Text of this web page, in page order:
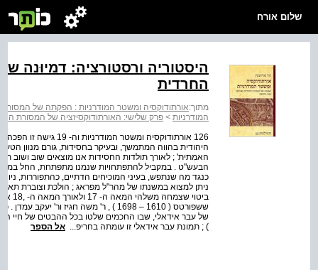
שלום אורח
היסטוריה ורסטורציה: דמיוּנה
החרדית
מתוך:אורתודוקסיה ומשטר המודרניות : הפקתה של
המודרניות > פרק שלישי: האורתודוקסיזציה של המסורת
126 אורתודוקסיה
היהודית בהווה המתמשך, ובעיקר בחסידות, גורם מנוון
האמִתית' ; לאורך תולדות החסידות אנו מוצאים שוב ושוב
ששפורטס ( 1610 – 1698 ) , ר' משה חגיז
) ; תמונת עבר אידאלי זו עומתה בחריפ... אל הספר